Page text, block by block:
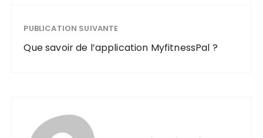
PUBLICATION SUIVANTE
Que savoir de l’application MyfitnessPal ?